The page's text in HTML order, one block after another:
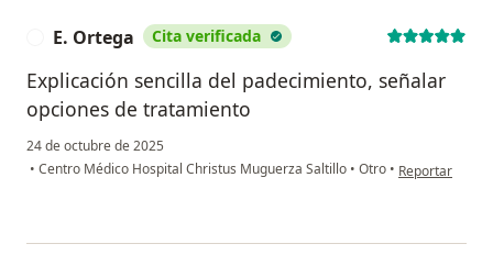
E. Ortega Cita verificada
Explicación sencilla del padecimiento, señalar
opciones de tratamiento
24 de octubre de 2025
• Centro Médico Hospital Christus Muguerza Saltillo • Otro • en opinión del
Reportar